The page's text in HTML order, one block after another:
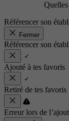
Référencer son
Fermer
Référencer son
Ajouté à tes favoris
Retiré de tes favoris
Erreur lors de